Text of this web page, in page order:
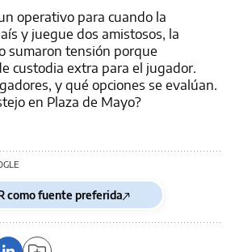
operativo para cuando la
y juegue dos amistosos, la
sumaron tensión porque
custodia extra para el jugador.
y qué opciones se evalúan.
en Plaza de Mayo?
como fuente preferida